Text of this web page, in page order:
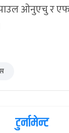
ओनुएचु र
टुर्नामेन्ट